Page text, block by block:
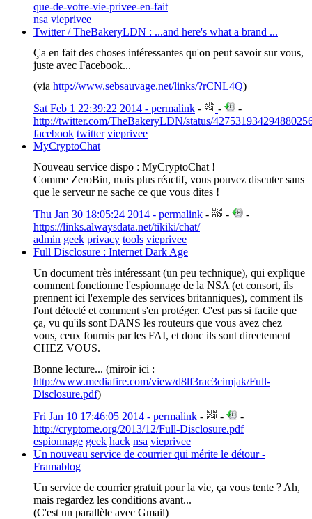
que-de-votre-vie-privee-en-fait
nsa vieprivee
Twitter / TheBakeryLDN : ...and here's what a brand ...
Ça en fait des choses intéressantes qu'on peut savoir sur vous,
juste avec Facebook...
(via http://www.sebsauvage.net/links/?rCNL4Q)
Sat Feb 1 22:39:22 2014 - permalink - -
-
http://twitter.com/TheBakeryLDN/status/
facebook twitter vieprivee
MyCryptoChat
Nouveau service dispo : MyCryptoChat !
Comme ZeroBin, mais plus réactif, vous pouvez discuter sans
que le serveur ne sache ce que vous dites !
Thu Jan 30 18:05:24 2014 - permalink - -
-
https://links.alwaysdata.net/tikiki/chat/
admin geek privacy tools vieprivee
Full Disclosure : Internet Dark Age
Un document très intéressant (un peu technique), qui explique
comment fonctionne l'espionnage de la NSA (et consort, ils
prennent ici l'exemple des services britanniques), comment ils
l'ont détecté et comment s'en protéger. C'est pas si facile que
ça, vu qu'ils sont DANS les routeurs que vous avez chez
vous, ceux fournis par les FAI, et donc ils sont directement
CHEZ VOUS.
Bonne lecture... (miroir ici :
http://www.mediafire.com/view/d8lf3rac3cimjak/Full-
Disclosure.pdf)
Fri Jan 10 17:46:05 2014 - permalink - -
-
http://cryptome.org/2013/12/Full-Disclosure.pdf
espionnage geek hack nsa vieprivee
Un nouveau service de courrier qui mérite le détour -
Framablog
Un service de courrier gratuit pour la vie, ça vous tente ? Ah,
mais regardez les conditions avant...
(C'est un parallèle avec Gmail)